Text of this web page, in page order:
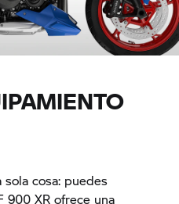
cosa: puedes
900 XR ofrece una